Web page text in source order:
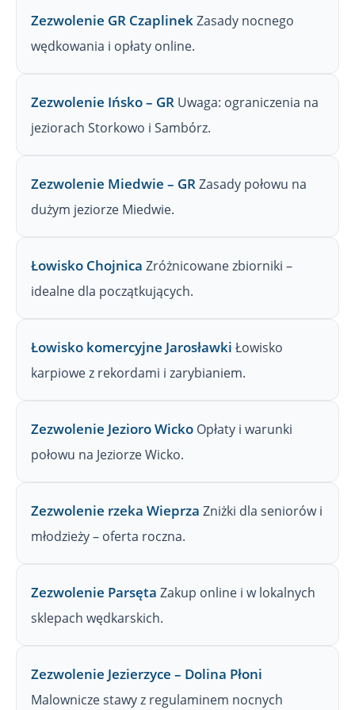
Zezwolenie GR CzaplinekZasady nocnego
wędkowania i opłaty online.
Zezwolenie Ińsko – GR Uwaga: ograniczenia na
jeziorach Storkowo i Sambórz.
Zezwolenie Miedwie – GRZasady połowu na
dużym jeziorze Miedwie.
Łowisko Chojnica Zróżnicowane zbiorniki –
idealne dla początkujących.
Łowisko komercyjne Jarosławki Łowisko
karpiowe z rekordami i zarybianiem.
Zezwolenie Jezioro Wicko Opłaty i warunki
połowu na Jeziorze Wicko.
Zezwolenie rzeka Wieprza Zniżki dla seniorów i
młodzieży – oferta roczna.
Zezwolenie Parsęta Zakup online i w lokalnych
sklepach wędkarskich.
Zezwolenie Jezierzyce – Dolina Płoni
Malownicze stawy z regulaminem nocnych